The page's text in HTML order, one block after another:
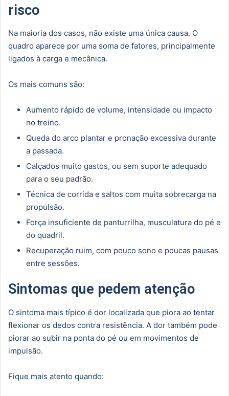
risco
Na maioria dos casos, não existe uma única causa. O
quadro aparece por uma soma de fatores, principalmente
ligados à carga e mecânica.
Os mais comuns são:
Aumento rápido de volume, intensidade ou impacto
no treino.
Queda do arco plantar e pronação excessiva durante
a passada.
Calçados muito gastos, ou sem suporte adequado
para o seu padrão.
Técnica de corrida e saltos com muita sobrecarga na
propulsão.
Força insuficiente de panturrilha, musculatura do pé e
do quadril.
Recuperação ruim, com pouco sono e poucas pausas
entre sessões.
Sintomas que pedem atenção
O sintoma mais típico é dor localizada que piora ao tentar
flexionar os dedos contra resistência. A dor também pode
piorar ao subir na ponta do pé ou em movimentos de
impulsão.
Fique mais atento quando: